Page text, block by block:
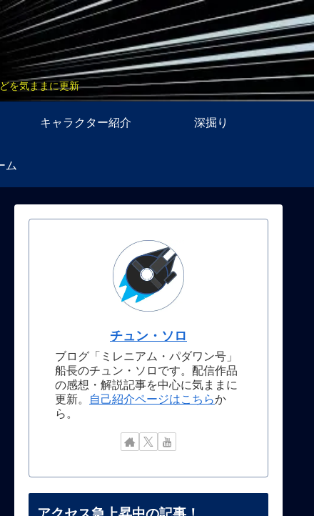
を気ままに更新
キャラクター紹介 深掘り
ム
チュン・ソロ
ブログ「ミレニアム・パダワン号」
船長のチュン・ソロです。配信作品
の感想・解説記事を中心に気ままに
更新。
自己紹介ページはこちらか
ら。